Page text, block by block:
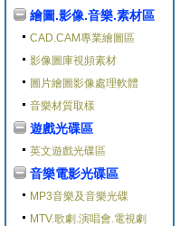
繪圖.影像.音樂.素材區
CAD.CAM專業繪圖區
影像圖庫視頻素材
圖片繪圖影像處理軟體
音樂材質取樣
遊戲光碟區
英文遊戲光碟區
音樂電影光碟區
MP3音樂及音樂光碟
MTV.歌劇.演唱會.電視劇